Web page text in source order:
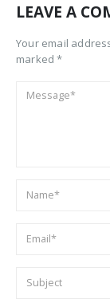
LEAVE A
Your email
marked *